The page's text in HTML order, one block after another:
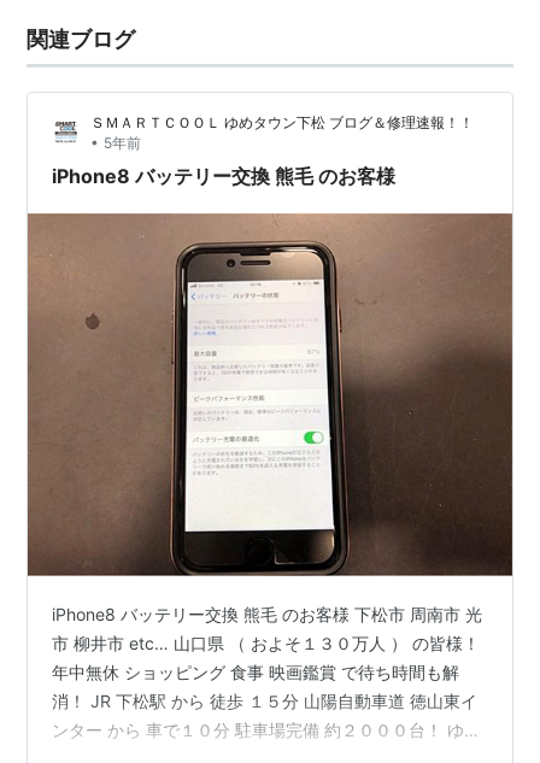
関連ブログ
ＳＭＡＲＴＣＯＯＬ ゆめタウン下松 ブログ＆修理速報！！
• 5年前
iPhone8 バッテリー交換 熊毛 のお客様
iPhone8 バッテリー交換 熊毛 のお客様 下松市 周南市 光
市 柳井市 etc… 山口県 （ およそ１３０万人 ） の皆様！
年中無休 ショッピング 食事 映画鑑賞 で待ち時間も解
消！ JR 下松駅 から 徒歩 １５分 山陽自動車道 徳山東イ
ンター から 車で１０分 駐車場完備 約２０００台！ ゆめ